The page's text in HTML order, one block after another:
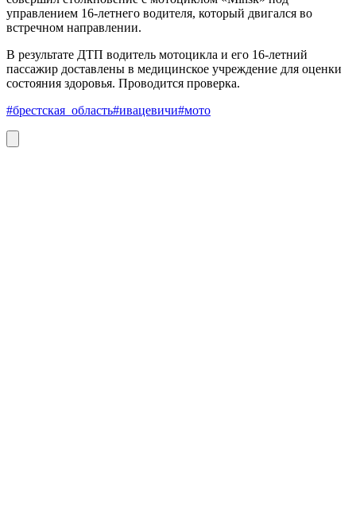
управлением 16-летнего водителя, который двигался во
встречном направлении.
В результате ДТП водитель мотоцикла и его 16-летний
пассажир доставлены в медицинское учреждение для оценки
состояния здоровья. Проводится проверка.
#брестская_область#ивацевичи#мото